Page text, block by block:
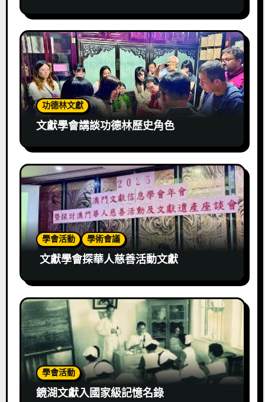
功德林文獻
文獻學會講談功德林歷史角色
學會活動 學術會議
文獻學會探華人慈善活動文獻
學會活動
鏡湖文獻入國家級記憶名錄